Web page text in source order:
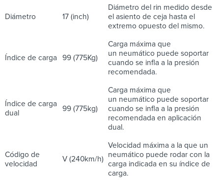
Diámetro 17 (inch)
Diámetro del rin medido desde
el asiento de ceja hasta el
extremo opuesto del mismo.
Índice de carga 99 (775Kg)
Carga máxima que
un neumático puede soportar
cuando se infla a la presión
recomendada.
Índice de carga
dual
99 (775kg)
Carga máxima que
un neumático puede soportar
cuando se infla a la presión
recomendada en aplicación
dual.
Código de
velocidad
V (240km/h)
Velocidad máxima a la que un
neumático puede rodar con la
carga indicada en su índice de
carga.